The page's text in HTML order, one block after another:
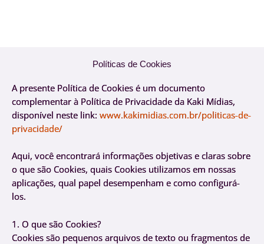
Políticas de Cookies
A presente Política de Cookies é um documento
complementar à Política de Privacidade da Kaki Mídias,
disponível neste link: www.kakimidias.com.br/politicas-de-
privacidade/
Aqui, você encontrará informações objetivas e claras sobre
o que são Cookies, quais Cookies utilizamos em nossas
aplicações, qual papel desempenham e como configurá-
los.
1. O que são Cookies?
Cookies são pequenos arquivos de texto ou fragmentos de